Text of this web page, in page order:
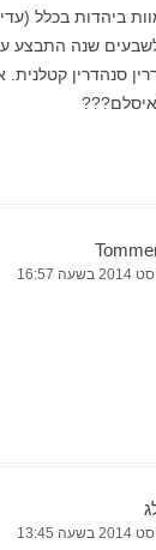
ביהדות בכלל
שנה התבצע
סנהדרין